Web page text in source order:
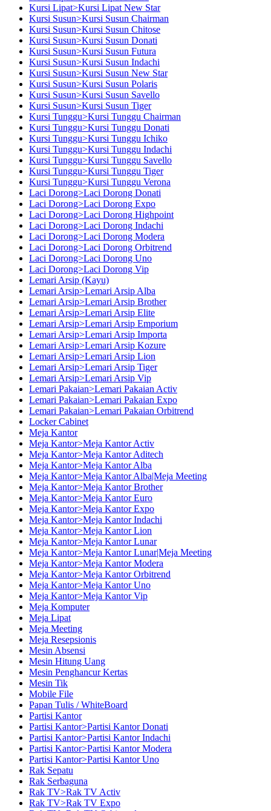
Kursi Lipat>Kursi Lipat New Star
Kursi Susun>Kursi Susun Chairman
Kursi Susun>Kursi Susun Chitose
Kursi Susun>Kursi Susun Donati
Kursi Susun>Kursi Susun Futura
Kursi Susun>Kursi Susun Indachi
Kursi Susun>Kursi Susun New Star
Kursi Susun>Kursi Susun Polaris
Kursi Susun>Kursi Susun Savello
Kursi Susun>Kursi Susun Tiger
Kursi Tunggu>Kursi Tunggu Chairman
Kursi Tunggu>Kursi Tunggu Donati
Kursi Tunggu>Kursi Tunggu Ichiko
Kursi Tunggu>Kursi Tunggu Indachi
Kursi Tunggu>Kursi Tunggu Savello
Kursi Tunggu>Kursi Tunggu Tiger
Kursi Tunggu>Kursi Tunggu Verona
Laci Dorong>Laci Dorong Donati
Laci Dorong>Laci Dorong Expo
Laci Dorong>Laci Dorong Highpoint
Laci Dorong>Laci Dorong Indachi
Laci Dorong>Laci Dorong Modera
Laci Dorong>Laci Dorong Orbitrend
Laci Dorong>Laci Dorong Uno
Laci Dorong>Laci Dorong Vip
Lemari Arsip (Kayu)
Lemari Arsip>Lemari Arsip Alba
Lemari Arsip>Lemari Arsip Brother
Lemari Arsip>Lemari Arsip Elite
Lemari Arsip>Lemari Arsip Emporium
Lemari Arsip>Lemari Arsip Importa
Lemari Arsip>Lemari Arsip Kozure
Lemari Arsip>Lemari Arsip Lion
Lemari Arsip>Lemari Arsip Tiger
Lemari Arsip>Lemari Arsip Vip
Lemari Pakaian>Lemari Pakaian Activ
Lemari Pakaian>Lemari Pakaian Expo
Lemari Pakaian>Lemari Pakaian Orbitrend
Locker Cabinet
Meja Kantor
Meja Kantor>Meja Kantor Activ
Meja Kantor>Meja Kantor Aditech
Meja Kantor>Meja Kantor Alba
Meja Kantor>Meja Kantor Alba|Meja Meeting
Meja Kantor>Meja Kantor Brother
Meja Kantor>Meja Kantor Euro
Meja Kantor>Meja Kantor Expo
Meja Kantor>Meja Kantor Indachi
Meja Kantor>Meja Kantor Lion
Meja Kantor>Meja Kantor Lunar
Meja Kantor>Meja Kantor Lunar|Meja Meeting
Meja Kantor>Meja Kantor Modera
Meja Kantor>Meja Kantor Orbitrend
Meja Kantor>Meja Kantor Uno
Meja Kantor>Meja Kantor Vip
Meja Komputer
Meja Lipat
Meja Meeting
Meja Resepsionis
Mesin Absensi
Mesin Hitung Uang
Mesin Penghancur Kertas
Mesin Tik
Mobile File
Papan Tulis / WhiteBoard
Partisi Kantor
Partisi Kantor>Partisi Kantor Donati
Partisi Kantor>Partisi Kantor Indachi
Partisi Kantor>Partisi Kantor Modera
Partisi Kantor>Partisi Kantor Uno
Rak Sepatu
Rak Serbaguna
Rak TV>Rak TV Activ
Rak TV>Rak TV Expo